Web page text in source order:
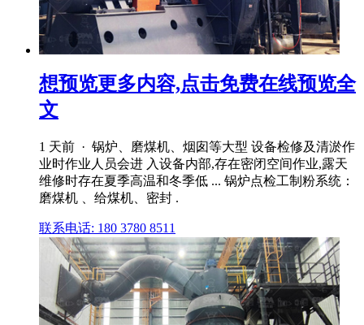
想预览更多内容,点击免费在线预览全
文
1 天前 · 锅炉、磨煤机、烟囱等大型 设备检修及清淤作
业时作业人员会进 入设备内部,存在密闭空间作业,露天
维修时存在夏季高温和冬季低 ... 锅炉点检工制粉系统：
磨煤机 、给煤机、密封 .
联系电话: 180 3780 8511